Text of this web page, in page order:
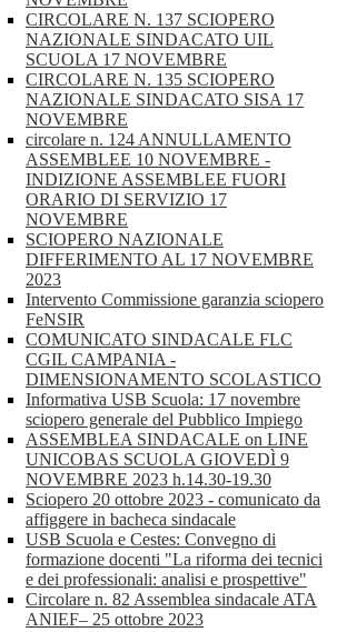
CIRCOLARE N. 137 SCIOPERO
NAZIONALE SINDACATO UIL
SCUOLA 17 NOVEMBRE
CIRCOLARE N. 135 SCIOPERO
NAZIONALE SINDACATO SISA 17
NOVEMBRE
circolare n. 124 ANNULLAMENTO
ASSEMBLEE 10 NOVEMBRE -
INDIZIONE ASSEMBLEE FUORI
ORARIO DI SERVIZIO 17
NOVEMBRE
SCIOPERO NAZIONALE
DIFFERIMENTO AL 17 NOVEMBRE
2023
Intervento Commissione garanzia sciopero
FeNSIR
COMUNICATO SINDACALE FLC
CGIL CAMPANIA -
DIMENSIONAMENTO SCOLASTICO
Informativa USB Scuola: 17 novembre
sciopero generale del Pubblico Impiego
ASSEMBLEA SINDACALE on LINE
UNICOBAS SCUOLA GIOVEDÌ 9
NOVEMBRE 2023 h.14.30-19.30
Sciopero 20 ottobre 2023 - comunicato da
affiggere in bacheca sindacale
USB Scuola e Cestes: Convegno di
formazione docenti "La riforma dei tecnici
e dei professionali: analisi e prospettive"
Circolare n. 82 Assemblea sindacale ATA
ANIEF– 25 ottobre 2023